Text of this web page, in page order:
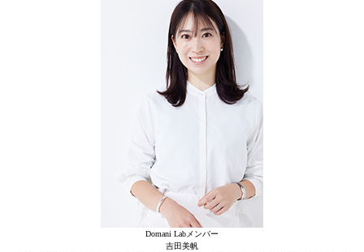
Domani Labメンバー
吉田美帆